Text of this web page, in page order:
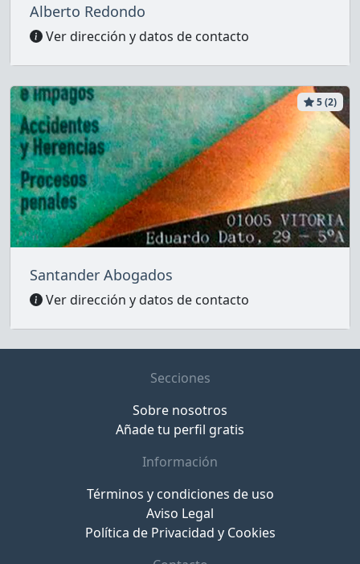
Alberto Redondo
Ver dirección y datos de contacto
5 (2)
Santander Abogados
Ver dirección y datos de contacto
Secciones
Sobre nosotros
Añade tu perfil gratis
Información
Términos y condiciones de uso
Aviso Legal
Política de Privacidad y Cookies